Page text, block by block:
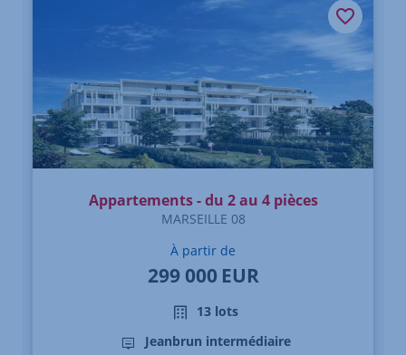
Appartements - du 2 au 4 pièces
MARSEILLE 08
À partir de
299 000 EUR
13 lots
Jeanbrun intermédiaire